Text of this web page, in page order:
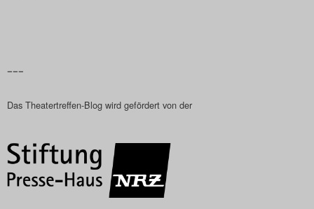
–––
Das Theatertreffen-Blog wird gefördert von der